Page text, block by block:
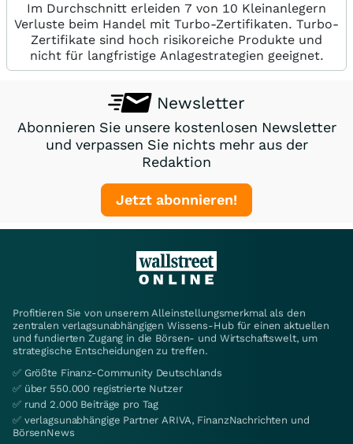
Im Durchschnitt erleiden 7 von 10 Kleinanlegern
Verluste beim Handel mit Turbo-Zertifikaten. Turbo-
Zertifikate sind hoch risikoreiche Produkte und
nicht für langfristige Anlagestrategien geeignet.
Newsletter
Abonnieren Sie unsere kostenlosen Newsletter
und verpassen Sie nichts mehr aus der
Redaktion
Jetzt abonnieren!
Profitieren Sie von unserem Alleinstellungsmerkmal als den
zentralen verlagsunabhängigen Wissens-Hub für einen aktuellen
und fundierten Zugang in die Börsen- und Wirtschaftswelt, um
strategische Entscheidungen zu treffen.
✅ Größte Finanz-Community Deutschlands
✅ über 550.000 registrierte Nutzer
✅ rund 2.000 Beiträge pro Tag
✅ verlagsunabhängige Partner ARIVA, FinanzNachrichten und
BörsenNews